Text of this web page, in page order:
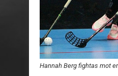
Hannah Berg fightas mot